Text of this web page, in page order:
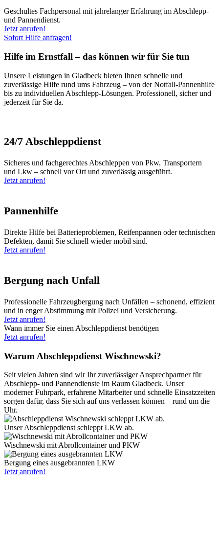
Geschultes Fachpersonal mit jahrelanger Erfahrung im Abschlepp-
und Pannendienst.
Jetzt anrufen!
Sofort Hilfe anfragen!
Hilfe im Ernstfall – das können wir für Sie tun
Unsere Leistungen in Gladbeck bieten Ihnen schnelle und
zuverlässige Hilfe rund ums Fahrzeug – von der Notfall-Pannenhilfe
bis zu individuellen Abschlepp-Lösungen. Professionell, sicher und
jederzeit für Sie da.
24/7 Abschleppdienst
Sicheres und fachgerechtes Abschleppen von Pkw, Transportern
und Lkw – schnell vor Ort und zuverlässig ausgeführt.
Jetzt anrufen!
Pannenhilfe
Direkte Hilfe bei Batterieproblemen, Reifenpannen oder technischen
Defekten, damit Sie schnell wieder mobil sind.
Jetzt anrufen!
Bergung nach Unfall
Professionelle Fahrzeugbergung nach Unfällen – schonend, effizient
und in enger Abstimmung mit Polizei und Versicherung.
Jetzt anrufen!
Wann immer Sie einen Abschleppdienst benötigen
Jetzt anrufen!
Warum Abschleppdienst Wischnewski?
Seit vielen Jahren sind wir Ihr zuverlässiger Ansprechpartner für
Abschlepp- und Pannendienste im Raum Gladbeck. Unser
moderner Fuhrpark, erfahrene Mitarbeiter und schnelle Einsatzzeiten
sorgen dafür, dass Sie sich auf uns verlassen können – rund um die
Uhr.
Unser Abschleppdienst schleppt LKW ab.
Wischnewski mit Abrollcontainer und PKW
Bergung eines ausgebrannten LKW
Jetzt anrufen!